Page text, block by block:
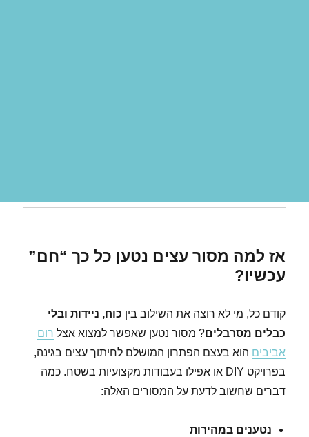
אז למה מסור עצים נטען כל כך “חם”
עכשיו?
קודם כל, מי לא רוצה את השילוב בין כוח, ניידות ובלי
כבלים מסרבלים? מסור נטען שאפשר למצוא אצל רום
אביבים הוא בעצם הפתרון המושלם לחיתוך עצים בגינה,
בפרויקט DIY או אפילו בעבודות מקצועיות בשטח. כמה
דברים שחשוב לדעת על המסורים האלה:
נטענים במהירות